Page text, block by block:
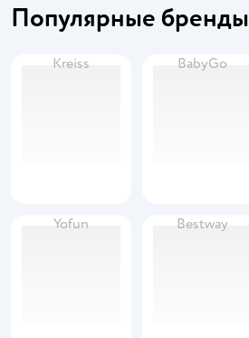
Популярные бренды
Kreiss BabyGo
Yofun Bestway